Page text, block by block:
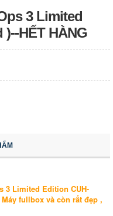
3 Limited
HẾT HÀNG
3 Limited Edition CUH-
fullbox và còn rất đẹp ,